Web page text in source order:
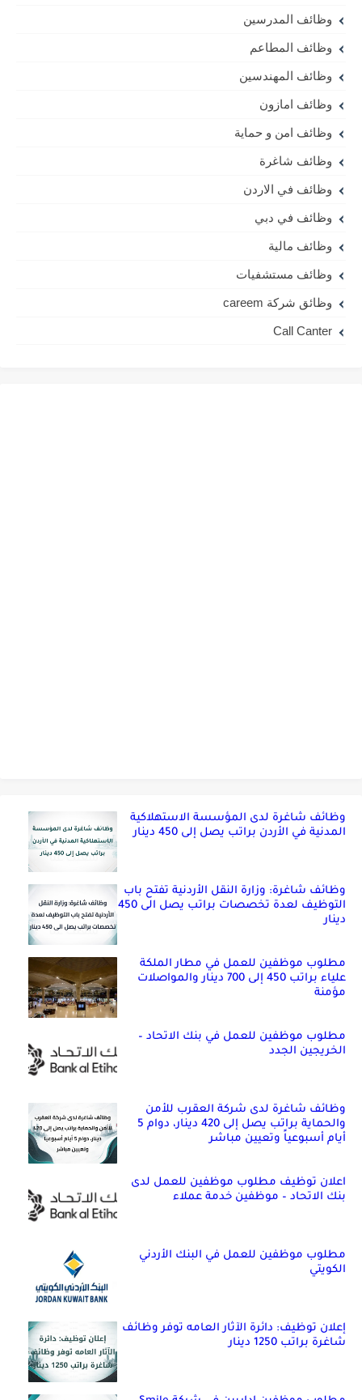
وظائف المدرسين
وظائف المطاعم
وظائف المهندسين
وظائف امازون
وظائف امن و حماية
وظائف شاغرة
وظائف في الاردن
وظائف في دبي
وظائف مالية
وظائف مستشفيات
وظائق شركة careem
Call Canter
وظائف شاغرة لدى المؤسسة الاستهلاكية
المدنية في الأردن براتب يصل إلى 450 دينار
وظائف شاغرة: وزارة النقل الأردنية تفتح باب
التوظيف لعدة تخصصات براتب يصل الى 450
دينار
مطلوب موظفين للعمل في مطار الملكة
علياء براتب 450 إلى 700 دينار والمواصلات
مؤمنة
مطلوب موظفين للعمل في بنك الاتحاد –
الخريجين الجدد
وظائف شاغرة لدى شركة العقرب للأمن
والحماية براتب يصل إلى 420 دينار، دوام 5
أيام أسبوعياً وتعيين مباشر
اعلان توظيف مطلوب موظفين للعمل لدى
بنك الاتحاد – موظفين خدمة عملاء
مطلوب موظفين للعمل في البنك الأردني
الكويتي
إعلان توظيف: دائرة الآثار العامه توفر وظائف
شاغرة براتب 1250 دينار